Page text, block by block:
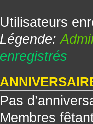
Utilisateurs
Légende:
enregistrés
Pas
Membres